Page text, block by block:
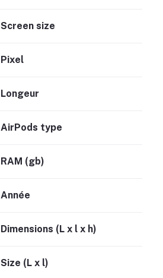
Screen size
Pixel
Longeur
AirPods type
RAM (gb)
Année
Dimensions (L x l x h)
Size (L x l)